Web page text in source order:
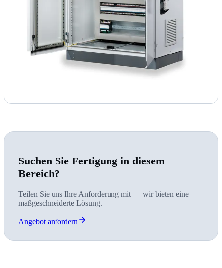
Suchen Sie Fertigung in diesem
Bereich?
Teilen Sie uns Ihre Anforderung mit — wir bieten eine
maßgeschneiderte Lösung.
Angebot anfordern